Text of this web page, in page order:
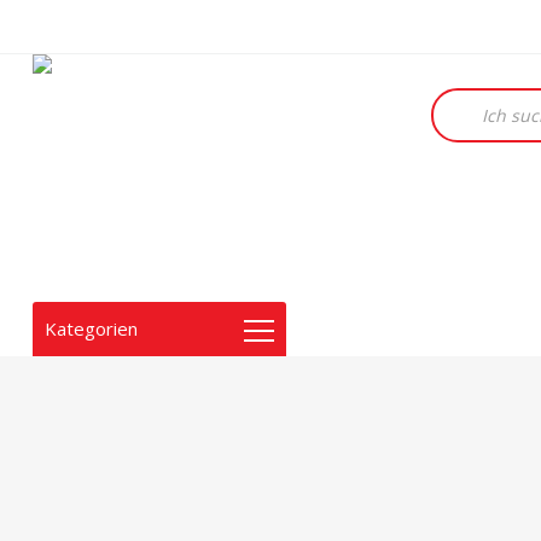
Products
search
Kategorien